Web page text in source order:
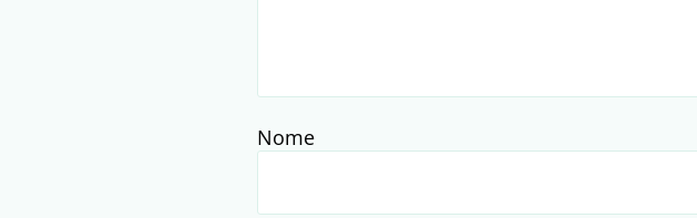
Nome